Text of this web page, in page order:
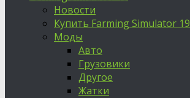
Новости
Купить Farming Simulator 19
Моды
Авто
Грузовики
Другое
Жатки